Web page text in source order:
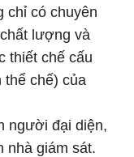
chỉ có chuyên
lượng và
thiết chế cấu
thể chế) của
người đại diện,
nhà giám sát.